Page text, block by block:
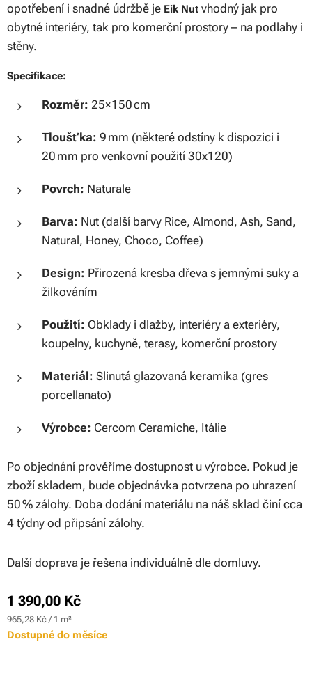
opotřebení i snadné údržbě je Eik Nut vhodný jak pro
obytné interiéry, tak pro komerční prostory – na podlahy i
stěny.
Specifikace:
Rozměr: 25×150 cm
Tloušťka: 9 mm (některé odstíny k dispozici i
20 mm pro venkovní použití 30x120)
Povrch: Naturale
Barva: Nut (další barvy Rice, Almond, Ash, Sand,
Natural, Honey, Choco, Coffee)
Design: Přirozená kresba dřeva s jemnými suky a
žilkováním
Použití: Obklady i dlažby, interiéry a exteriéry,
koupelny, kuchyně, terasy, komerční prostory
Materiál: Slinutá glazovaná keramika (gres
porcellanato)
Výrobce: Cercom Ceramiche, Itálie
Po objednání prověříme dostupnost u výrobce. Pokud je
zboží skladem, bude objednávka potvrzena po uhrazení
50 % zálohy. Doba dodání materiálu na náš sklad činí cca
4 týdny od připsání zálohy.
Další doprava je řešena individuálně dle domluvy.
1 390,00 Kč
965,28 Kč / 1 m²
Dostupné do měsíce